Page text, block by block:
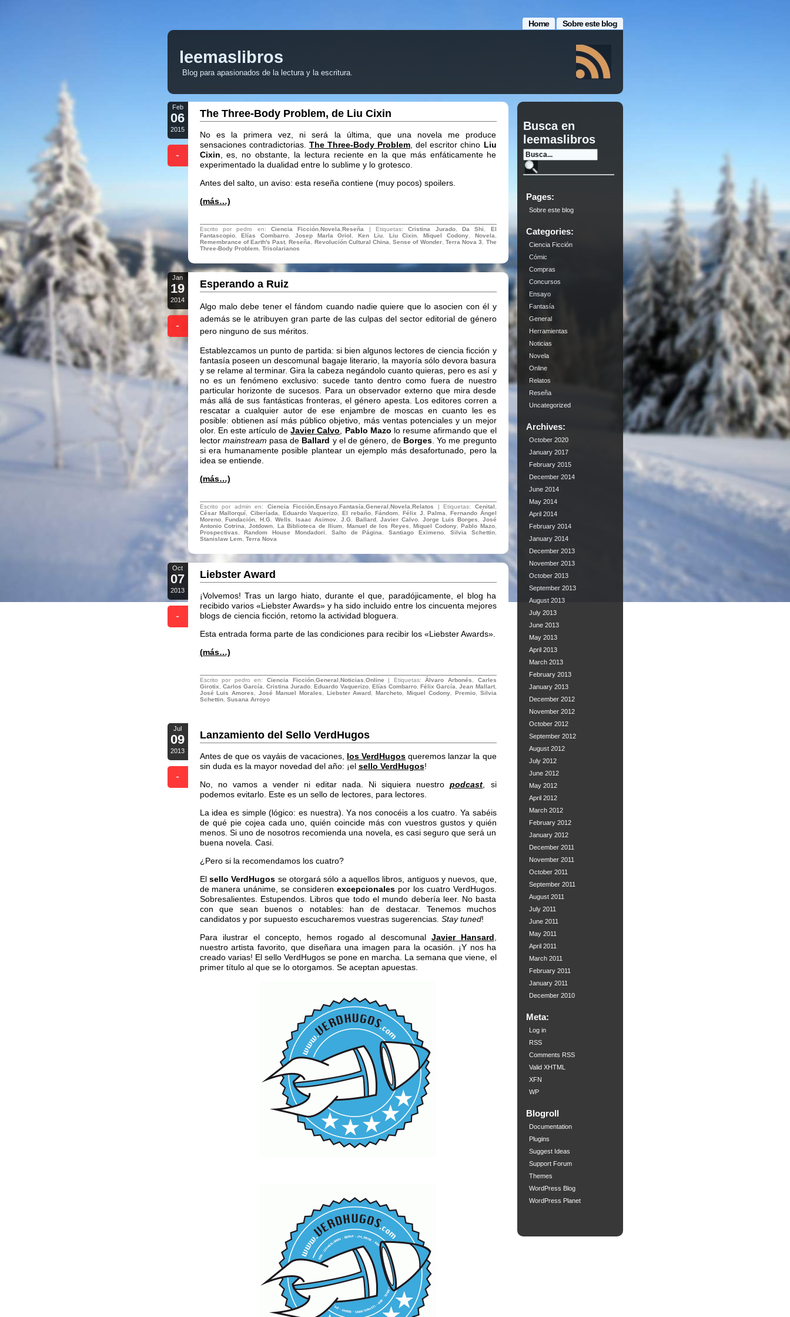
Sobre este blog
Home
leemaslibros
Blog para apasionados de la lectura y la escritura.
Feb
06
2015
-
The Three-Body Problem, de Liu Cixin
No es la primera vez, ni será la última, que una novela me produce
sensaciones contradictorias. The Three-Body Problem , del escritor chino Liu
Cixin , es, no obstante, la lectura reciente en la que más enfáticamente he
experimentado la dualidad entre lo sublime y lo grotesco.
Antes del salto, un aviso: esta reseña contiene (muy pocos) spoilers.
(más…)
Escrito por pedro en: Ciencia Ficción ,Novela ,Reseña | Etiquetas:Cristina Jurado, Da Shi
El
Fantascopio,Elías Combarro Josep MarIa Oriol Ken Liu, Liu Cixin Miquel Codony, Novela
Remembrance of Earth's Past ,Reseña Revolución Cultural China ,Sense of Wonder, Terra Nova 3
The
Three-Body Problem, Trisolarianos
Jan
19
2014
-
Esperando a Ruiz
Algo malo debe tener el fándom cuando nadie quiere que lo asocien con él y
además se le atribuyen gran parte de las culpas del sector editorial de género
pero ninguno de sus méritos.
Establezcamos un punto de partida: si bien algunos lectores de ciencia ficción y
fantasía poseen un descomunal bagaje literario, la mayoría sólo devora basura
y se relame al terminar. Gira la cabeza negándolo cuanto quieras, pero es así y
no es un fenómeno exclusivo: sucede tanto dentro como fuera de nuestro
particular horizonte de sucesos. Para un observador externo que mira desde
más allá de sus fantásticas fronteras, el género apesta. Los editores corren a
rescatar a cualquier autor de ese enjambre de moscas en cuanto les es
posible: obtienen así más público objetivo, más ventas potenciales y un mejor
olor. En este artículo deJavier Calvo Pablo Mazo lo resume afirmando que el
lector mainstream pasa de Ballard y el de género, de Borges. Yo me pregunto
si era humanamente posible plantear un ejemplo más desafortunado, pero la
idea se entiende.
(más…)
Escrito por admin en: Ciencia Ficción Ensayo Fantasía General Novela Relatos | Etiquetas: Cenital
César Mallorquí
Ciberíada Eduardo Vaquerizo El rebaño,Fándom Félix J. Palma
Fernando Ángel
Moreno,Fundación ,H.G. Wells Isaac Asimov, J.G. Ballard,Javier Calvo ,Jorge Luis Borges
José
Antonio Cotrina ,Jotdown La Biblioteca de Ilium Manuel de los Reyes ,Miquel Codony,Pablo Mazo,
Prospectivas ,Random House Mondadori Salto de Página ,Santiago Eximeno, Silvia Schettin,
Stanislaw Lem, Terra Nova
Oct
07
2013
-
Liebster Award
¡Volvemos! Tras un largo hiato, durante el que, paradójicamente, el blog ha
recibido varios «Liebster Awards» y ha sido incluido entre los cincuenta mejores
blogs de ciencia ficción, retomo la actividad bloguera.
Esta entrada forma parte de las condiciones para recibir los «Liebster Awards».
(más…)
Escrito por pedro en: Ciencia Ficción, General Noticias Online | Etiquetas:Álvaro Arbonés
Carles
Girotix
Carlos García ,Cristina Jurado ,Eduardo Vaquerizo, Elías Combarro,Félix García ,Jean Mallart,
José Luis Amores
,José Manuel Morales Liebster Award ,Marcheto ,Miquel Codony, Premio, Silvia
Schettin, Susana Arroyo
Jul
09
2013
-
Lanzamiento del Sello VerdHugos
Antes de que os vayáis de vacaciones, los VerdHugos queremos lanzar la que
sin duda es la mayor novedad del año: ¡el sello VerdHugos!
No, no vamos a vender ni editar nada. Ni siquiera nuestropodcast , si
podemos evitarlo. Este es un sello de lectores, para lectores.
La idea es simple (lógico: es nuestra). Ya nos conocéis a los cuatro. Ya sabéis
de qué pie cojea cada uno, quién coincide más con vuestros gustos y quién
menos. Si uno de nosotros recomienda una novela, es casi seguro que será un
buena novela. Casi.
¿Pero si la recomendamos los cuatro?
El sello VerdHugos se otorgará sólo a aquellos libros, antiguos y nuevos, que,
de manera unánime, se consideren excepcionalespor los cuatro VerdHugos.
Sobresalientes. Estupendos. Libros que todo el mundo debería leer. No basta
con que sean buenos o notables: han de destacar. Tenemos muchos
candidatos y por supuesto escucharemos vuestras sugerencias. Stay tuned!
Para ilustrar el concepto, hemos rogado al descomunal Javier Hansard
nuestro artista favorito, que diseñara una imagen para la ocasión. ¡Y nos ha
creado varias! El sello VerdHugos se pone en marcha. La semana que viene, el
primer título al que se lo otorgamos. Se aceptan apuestas.
Busca en
leemaslibros
Pages:
Sobre este blog
Categories:
Ciencia Ficción
Cómic
Compras
Concursos
Ensayo
Fantasía
General
Herramientas
Noticias
Novela
Online
Relatos
Reseña
Uncategorized
Archives:
October 2020
January 2017
February 2015
December 2014
June 2014
May 2014
April 2014
February 2014
January 2014
December 2013
November 2013
October 2013
September 2013
August 2013
July 2013
June 2013
May 2013
April 2013
March 2013
February 2013
January 2013
December 2012
November 2012
October 2012
September 2012
August 2012
July 2012
June 2012
May 2012
April 2012
March 2012
February 2012
January 2012
December 2011
November 2011
October 2011
September 2011
August 2011
July 2011
June 2011
May 2011
April 2011
March 2011
February 2011
January 2011
December 2010
Meta:
Log in
RSS
Comments RSS
Valid XHTML
XFN
WP
Blogroll
Documentation
Plugins
Suggest Ideas
Support Forum
Themes
WordPress Blog
WordPress Planet